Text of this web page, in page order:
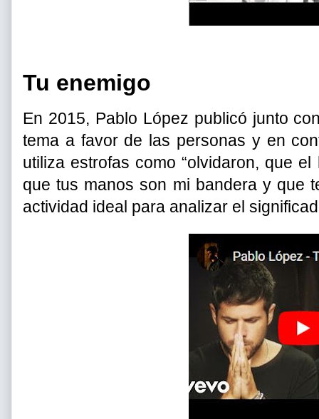
Tu enemigo
En 2015, Pablo López publicó junto
tema a favor de las personas y en
utiliza estrofas como “olvidaron, que
que tus manos son mi bandera y que
actividad ideal para analizar el